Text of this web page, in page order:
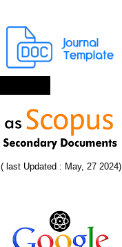
( last Updated : May, 27 2024)